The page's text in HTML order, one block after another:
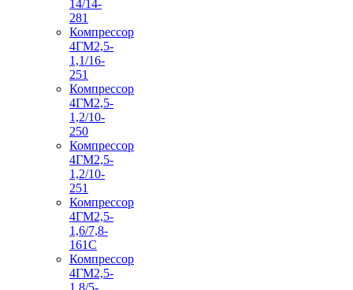
14/14-
281
Компрессор
4ГМ2,5-
1,1/16-
251
Компрессор
4ГМ2,5-
1,2/10-
250
Компрессор
4ГМ2,5-
1,2/10-
251
Компрессор
4ГМ2,5-
1,6/7,8-
161С
Компрессор
4ГМ2,5-
1,8/5-